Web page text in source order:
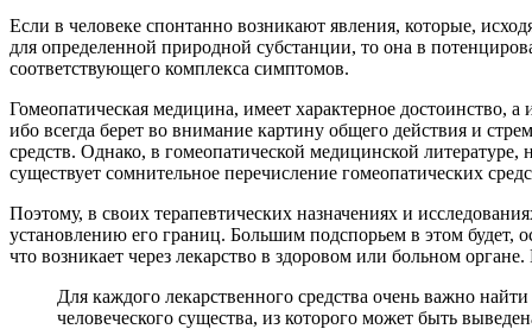
Если в человеке спонтанно возникают явления, которые,
для определенной природной субстанции, то она в
соответствующего комплекса симптомов.
Гомеопатическая медицина, имеет характерное достоинство,
ибо всегда берет во внимание картину общего действия и
средств. Однако, в гомеопатической медицинской
существует сомнительное перечисление гомеопатических
Поэтому, в своих терапевтических назначениях и
установлению его границ. Большим подспорьем в этом будет,
что возникает через лекарство в здоровом или больном
Для каждого лекарственного средства очень важно
человеческого существа, из которого может быть